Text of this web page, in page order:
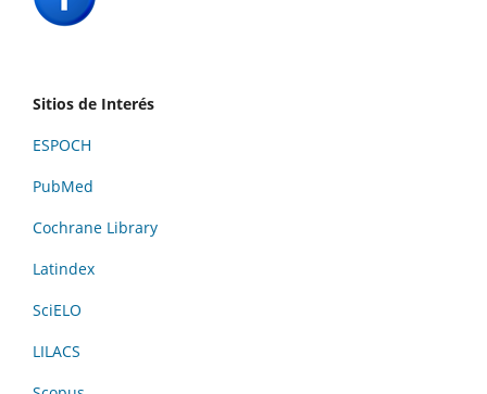
Sitios de Interés
ESPOCH
PubMed
Cochrane Library
Latindex
SciELO
LILACS